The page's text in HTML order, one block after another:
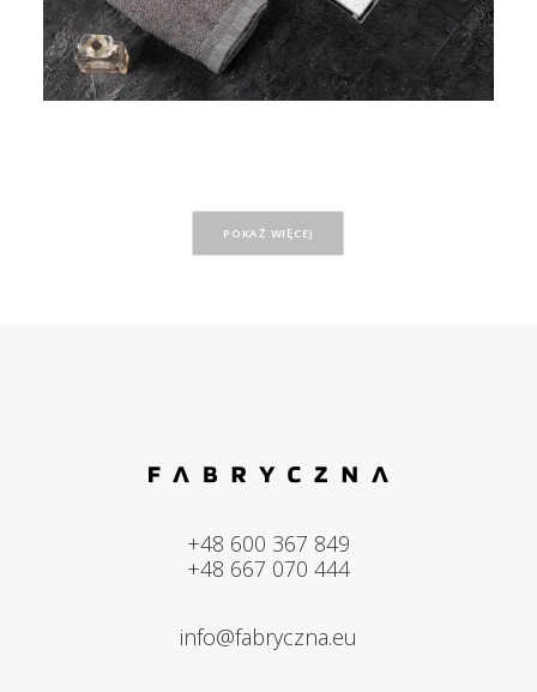
POKAŻ WIĘCEJ
+48 600 367 849
+48 667 070 444
info@fabryczna.eu